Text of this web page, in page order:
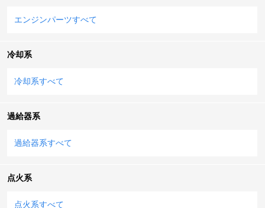
エンジンパーツすべて
冷却系
冷却系すべて
過給器系
過給器系すべて
点火系
点火系すべて